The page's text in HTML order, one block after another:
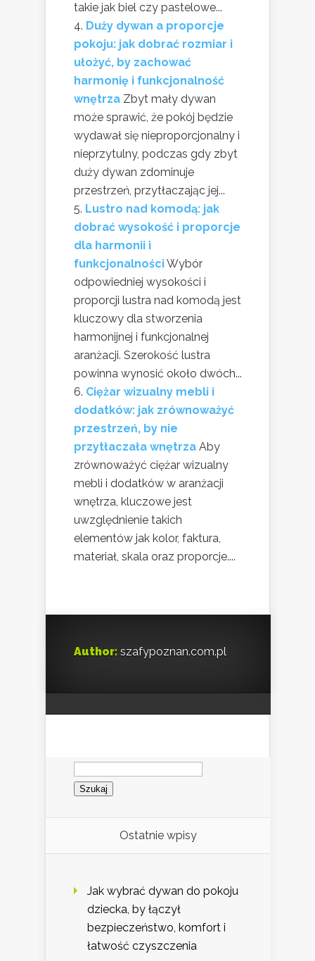
takie jak biel czy pastelowe...
Duży dywan a proporcje
pokoju: jak dobrać rozmiar i
ułożyć, by zachować
harmonię i funkcjonalność
wnętrza Zbyt mały dywan
może sprawić, że pokój będzie
wydawał się nieproporcjonalny i
nieprzytulny, podczas gdy zbyt
duży dywan zdominuje
przestrzeń, przytłaczając jej...
Lustro nad komodą: jak
dobrać wysokość i proporcje
dla harmonii i
funkcjonalnościWybór
odpowiedniej wysokości i
proporcji lustra nad komodą jest
kluczowy dla stworzenia
harmonijnej i funkcjonalnej
aranżacji. Szerokość lustra
powinna wynosić około dwóch...
Ciężar wizualny mebli i
dodatków: jak zrównoważyć
przestrzeń, by nie
przytłaczała wnętrza Aby
zrównoważyć ciężar wizualny
mebli i dodatków w aranżacji
wnętrza, kluczowe jest
uwzględnienie takich
elementów jak kolor, faktura,
materiał, skala oraz proporcje....
Author: szafypoznan.com.pl
Szukaj:
Ostatnie wpisy
Jak wybrać dywan do pokoju
dziecka, by łączył
bezpieczeństwo, komfort i
łatwość czyszczenia